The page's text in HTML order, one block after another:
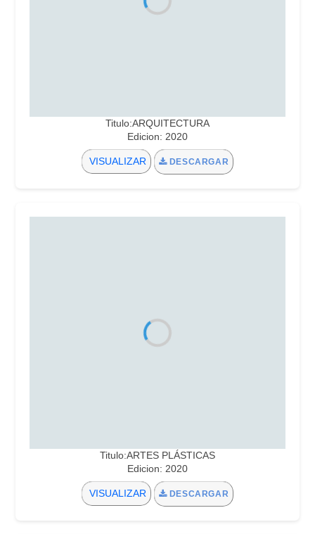
Titulo:ARQUITECTURA
Edicion: 2020
VISUALIZAR DESCARGAR
Titulo:ARTES PLÁSTICAS
Edicion: 2020
VISUALIZAR DESCARGAR